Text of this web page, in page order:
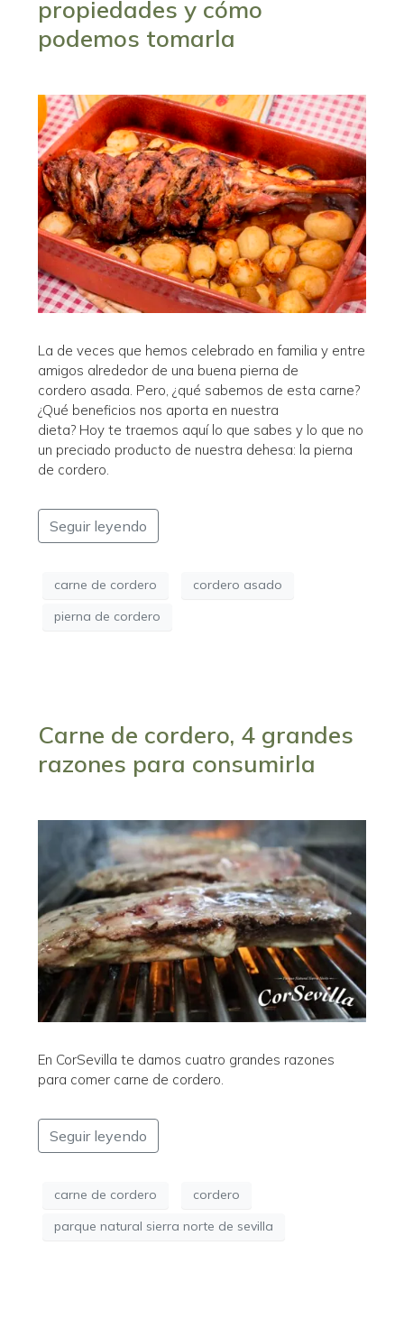
propiedades y cómo
podemos tomarla
La de veces que hemos celebrado en familia y entre
amigos alrededor de una buena pierna de
cordero asada. Pero, ¿qué sabemos de esta carne?
¿Qué beneficios nos aporta en nuestra
dieta? Hoy te traemos aquí lo que sabes y lo que no
un preciado producto de nuestra dehesa: la pierna
de cordero.
Seguir leyendo
carne de cordero
cordero asado
pierna de cordero
Carne de cordero, 4 grandes
razones para consumirla
En CorSevilla te damos cuatro grandes razones
para comer carne de cordero.
Seguir leyendo
carne de cordero
cordero
parque natural sierra norte de sevilla